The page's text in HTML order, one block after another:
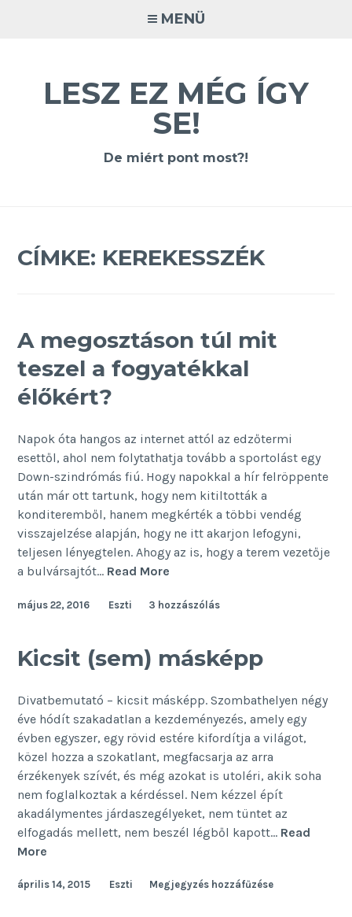
MENÜ
LESZ EZ MÉG ÍGY
SE!
De miért pont most?!
CÍMKE: KEREKESSZÉK
A megosztáson túl mit
teszel a fogyatékkal
élőkért?
Napok óta hangos az internet attól az edzőtermi
esettől, ahol nem folytathatja tovább a sportolást egy
Down-szindrómás fiú. Hogy napokkal a hír felröppente
után már ott tartunk, hogy nem kitiltották a
konditeremből, hanem megkérték a többi vendég
visszajelzése alapján, hogy ne itt akarjon lefogyni,
teljesen lényegtelen. Ahogy az is, hogy a terem vezetője
a bulvársajtót… Read More
túl
teszel
a
élőkért?
május 22, 2016 Eszti 3 hozzászólás
Kicsit (sem) másképp
Divatbemutató – kicsit másképp. Szombathelyen négy
éve hódít szakadatlan a kezdeményezés, amely egy
évben egyszer, egy rövid estére kifordítja a világot,
közel hozza a szokatlant, megfacsarja az arra
érzékenyek szívét, és még azokat is utoléri, akik soha
nem foglalkoztak a kérdéssel. Nem kézzel épít
akadálymentes járdaszegélyeket, nem tüntet az
elfogadás mellett, nem beszél légből kapott… Read
More
másképp
április 14, 2015 Eszti Megjegyzés hozzáfűzése